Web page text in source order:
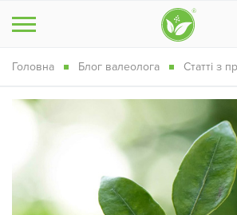
Головна Блог валеолога Статті з